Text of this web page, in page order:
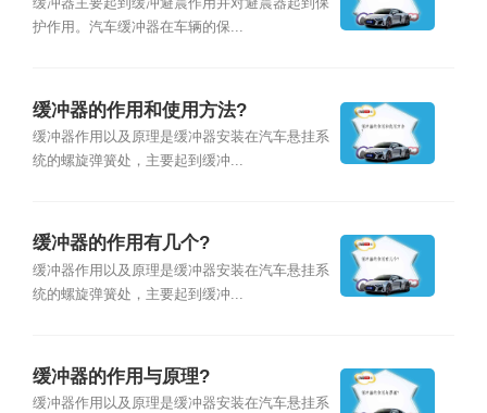
缓冲器主要起到缓冲避震作用并对避震器起到保
护作用。汽车缓冲器在车辆的保...
缓冲器的作用和使用方法?
缓冲器作用以及原理是缓冲器安装在汽车悬挂系
统的螺旋弹簧处，主要起到缓冲...
缓冲器的作用有几个?
缓冲器作用以及原理是缓冲器安装在汽车悬挂系
统的螺旋弹簧处，主要起到缓冲...
缓冲器的作用与原理?
缓冲器作用以及原理是缓冲器安装在汽车悬挂系